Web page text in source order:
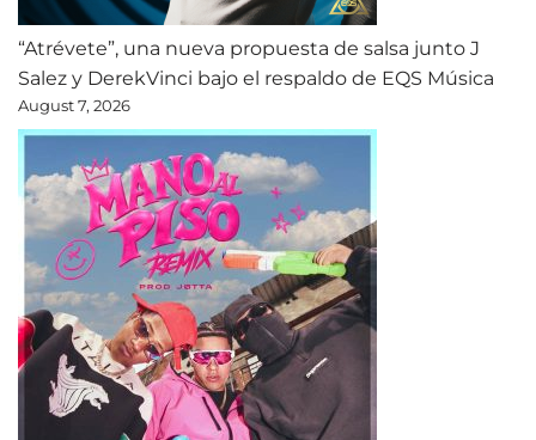
“Atrévete”, una nueva propuesta de salsa junto J
Salez y DerekVinci bajo el respaldo de EQS Música
August 7, 2026